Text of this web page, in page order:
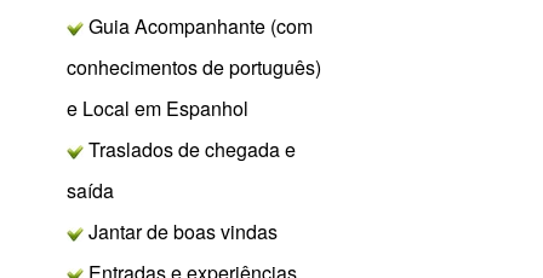
Guia Acompanhante (com
conhecimentos de português)
e Local em Espanhol
Traslados de chegada e
saída
Jantar de boas vindas